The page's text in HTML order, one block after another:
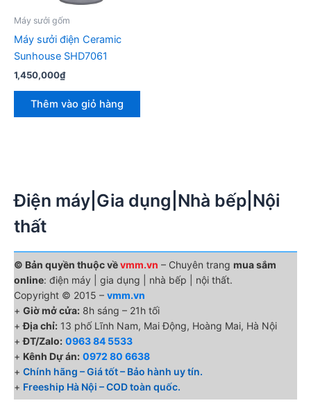
Máy sưởi gốm
Máy sưởi điện Ceramic
Sunhouse SHD7061
1,450,000₫
Thêm vào giỏ hàng
Điện máy|Gia dụng|Nhà bếp|Nội
thất
© Bản quyền thuộc vềvmm.vn – Chuyên trang mua sắm
online: điện máy | gia dụng | nhà bếp | nội thất.
Copyright © 2015 – vmm.vn
+ Giờ mở cửa: 8h sáng – 21h tối
+Địa chỉ: 13 phố Lĩnh Nam, Mai Động, Hoàng Mai, Hà Nội
+ĐT/Zalo: 0963 84 5533
+ Kênh Dự án: 0972 80 6638
+ Chính hãng – Giá tốt – Bảo hành uy tín.
+ Freeship Hà Nội – COD toàn quốc.